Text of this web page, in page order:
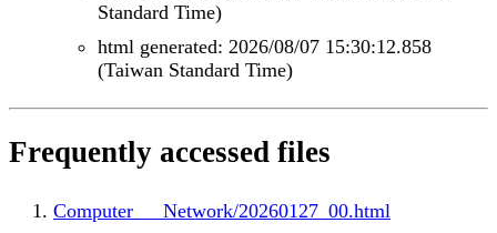
Standard Time)
html generated: 2026/08/07 15:30:12.858
(Taiwan Standard Time)
Frequently accessed files
Computer___Network/20260127_00.html